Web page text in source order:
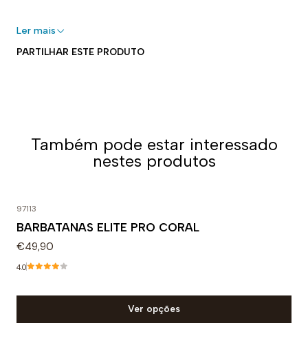
- Elástico para um ajuste seguro e adaptável
Perfeita para nadar. Projetado para uso diário em
treinos ou competições. A densidade específica do
Ler mais
PARTILHAR ESTE PRODUTO
Também pode estar interessado
nestes produtos
97113
BARBATANAS ELITE PRO CORAL
€49,90
4.0
Ver opções